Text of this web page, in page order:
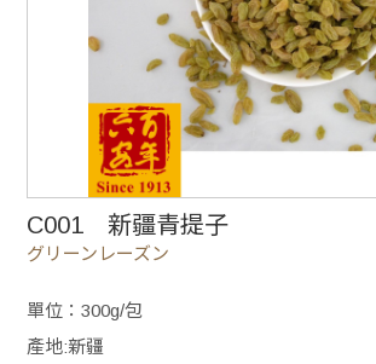
C001 新疆青提子
グリーンレーズン
單位：300g/包
產地:新疆